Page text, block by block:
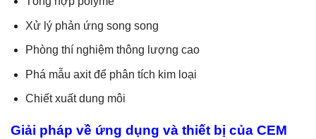
Xử lý phản ứng song song
Phòng thí nghiệm thông lượng cao
Phá mẫu axit để phân tích kim loại
Chiết xuất dung môi
Giải pháp về ứng dụng và thiết bị của CEM